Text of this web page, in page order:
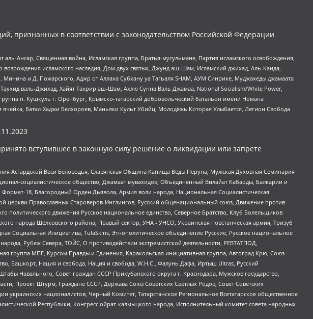
признанных в соответствии с законодательством Российской Федерации
Ансар, Священная война, Исламская группа, Братья-мусульмане, Партия исламского освобождения,
исламского наследия, Дом двух святых, Джунд аш-Шам, Исламский джихад, Аль-Каида,
и Д. Пожарского, Аджр от Аллаха Субхану уа Тагьаля SHAM, АУМ Синрике, Муджахеды джамаата
валь-Джихад, Хайят Тахрир аш-Шам, Ахлю Сунна Валь Джамаа, National Socialism/White Power,
п. Кушкуль г. Оренбург, Крымско-татарский добровольческий батальон имени Номана
Батал-Хаджи Белхороев, Маньяки Культ Убийц, Молодёжь Которая Улыбается, Легион Свобода
вступившее в законную силу решение о ликвидации или запрете
Асгардской Веси Беловодья, Славянская Община Капища Веды Перуна, Мужская Духовная Семинария
социалистическое общество, Джамаат мувахидов, Объединенный Вилайат Кабарды, Балкарии и
18, Благородный Орден Дьявола, Армия воли народа, Национальная Социалистическая
церкви Православных Староверов-Инглингов, Русский общенациональный союз, Движение против
движения Русское национальное единство, Северное Братство, Клуб Болельщиков
народа Щелковского района, Правый сектор, УНА - УНСО, Украинская повстанческая армия, Тризуб
Социальная Инициатива, TulaSkins, Этнополитическое объединение Русские, Русское национальное
Рубеж Севера, ТОЙС, О противодействии экстремистской деятельности, РЕВТАТПОД,
группа МПГ, Курсом Правды и Единения, Каракольская инициативная группа, Автоград Крю, Союз
Башкорт, Нация и свобода, Нация и свобода, W.H.С., Фалунь Дафа, Иртыш Ultras, Русский
Навального, Совет граждан СССР Прикубанского округа г. Краснодара, Мужское государство,
Проект Штурм, Граждане СССР, Держава Союз Советских Светлых Родов, Совет Советских
националистов, Черный Комитет, Татарстанское Региональное Всетатарское общественное
Республики, Конгресс ойрат-калмыцкого народа, Исполнительный комитет совета народных